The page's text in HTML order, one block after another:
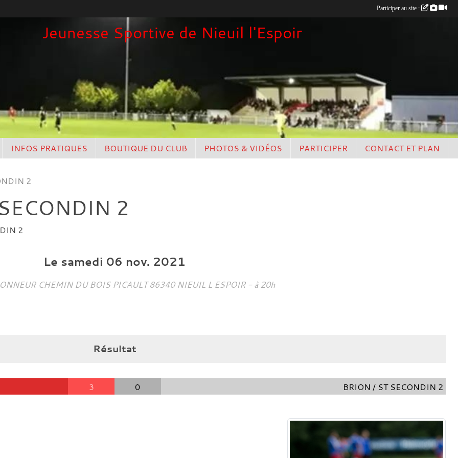
Jeunesse Sportive de Nieuil l'Espoir
INFOS PRATIQUES BOUTIQUE DU CLUB PHOTOS & VIDÉOS PARTICIPER CONTACT ET PLAN
2
2
2
Le samedi 06 nov. 2021
CHEMIN DU BOIS PICAULT 86340 NIEUIL L ESPOIR - à 20h
Résultat
3 0 BRION / ST SECONDIN 2
Participer au site :